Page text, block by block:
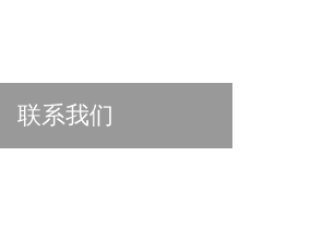
联系我们